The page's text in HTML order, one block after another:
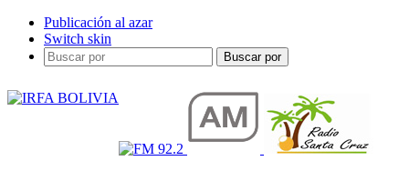
Publicación al azar
Switch skin
Buscar por